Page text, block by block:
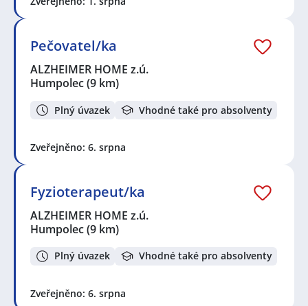
Pečovatel/ka
ALZHEIMER HOME z.ú.
Humpolec(9 km)
Plný úvazek Vhodné také pro absolventy
Zveřejněno: 6. srpna
Fyzioterapeut/ka
ALZHEIMER HOME z.ú.
Humpolec(9 km)
Plný úvazek Vhodné také pro absolventy
Zveřejněno: 6. srpna